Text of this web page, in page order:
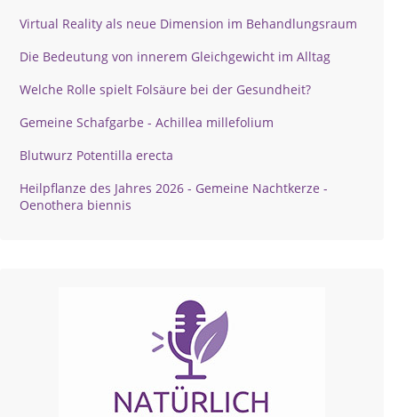
Virtual Reality als neue Dimension im Behandlungsraum
Die Bedeutung von innerem Gleichgewicht im Alltag
Welche Rolle spielt Folsäure bei der Gesundheit?
Gemeine Schafgarbe - Achillea millefolium
Blutwurz Potentilla erecta
Heilpflanze des Jahres 2026 - Gemeine Nachtkerze -
Oenothera biennis